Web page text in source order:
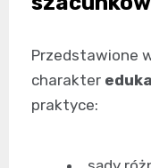
Przedstawione
charakter
praktyce: